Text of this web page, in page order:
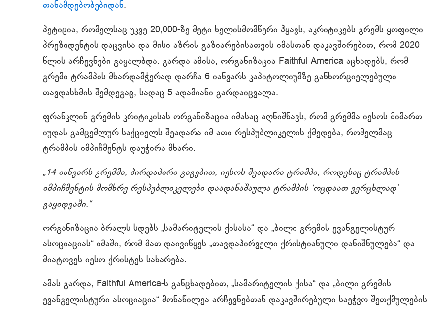
თანამდებობებიდან.
პეტიცია, რომელსაც უკვე 20,000-ზე მეტი ხელისმომწერი ჰყავს, აკრიტიკებს გრემს ყოფილი
პრეზიდენტის დაცვისა და მისი აზრის გაზიარებისათვის იმასთან დაკავშირებით, რომ 2020
წლის არჩევნები გაყალბდა. გარდა ამისა, ორგანიზაცია Faithful America აცხადებს, რომ
გრემი ტრამპის მხარდამჭერად დარჩა 6 იანვარს კაპიტოლიუმზე განხორციელებული
თავდასხმის შემდეგაც, სადაც 5 ადამიანი გარდაიცვალა.
ფრანკლინ გრემის კრიტიკისას ორგანიზაცია იმასაც აღნიშნავს, რომ გრემმა იესოს მიმართ
იუდას გამცემლურ საქციელს შეადარა იმ ათი რესპუბლიკელის ქმედება, რომელმაც
ტრამპის იმპიჩმენტს დაუჭირა მხარი.
„14 იანვარს გრემმა, პირდაპირი გაგებით, იესოს შეადარა ტრამპი, როდესაც ტრამპის
იმპიჩმენტის მომხრე რესპუბლიკელები დაადანაშაულა ტრამპის ‘ოცდაათ ვერცხლად’
გაყიდვაში.“
ორგანიზაცია ბრალს სდებს „სამარიტელის ქისასა“ და „ბილი გრემის ევანგელისტურ
ასოციაციას“ იმაში, რომ მათ დაივიწყეს „თავდაპირველი ქრისტიანული დანიშნულება“ და
მიატოვეს იესო ქრისტეს სახარება.
ამას გარდა, Faithful America-ს განცხადებით, „სამარიტელის ქისა“ და „ბილი გრემის
ევანგელისტური ასოციაცია“ მონაწილეა არჩევნებთან დაკავშირებული საეჭვო შეთქმულების